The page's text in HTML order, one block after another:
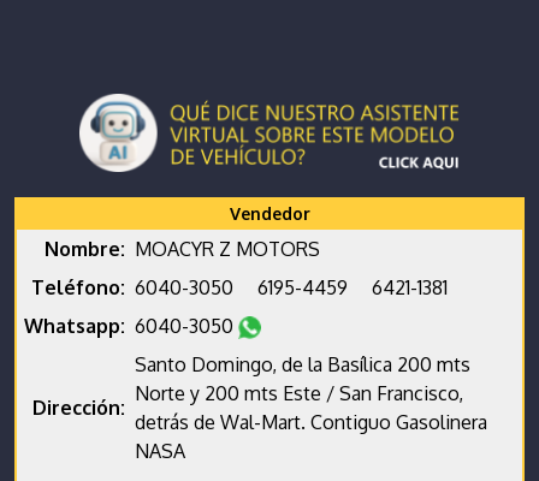
Vendedor
Nombre: MOACYR Z MOTORS
Teléfono: 6040-3050 6195-4459
6421-1381
Whatsapp: 6040-3050
Dirección:
Santo Domingo, de la Basílica 200 mts
Norte y 200 mts Este / San Francisco,
detrás de Wal-Mart. Contiguo Gasolinera
NASA